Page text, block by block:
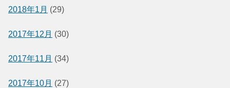
2018年1月 (29)
2017年12月 (30)
2017年11月 (34)
2017年10月 (27)